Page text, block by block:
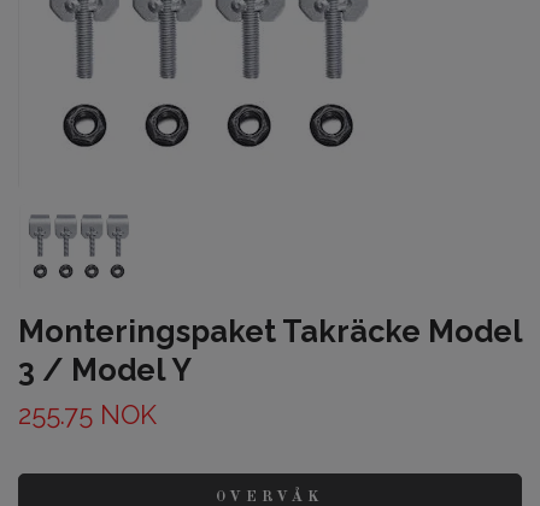
Monteringspaket Takräcke Model
3 / Model Y
255.75 NOK
OVERVÅK